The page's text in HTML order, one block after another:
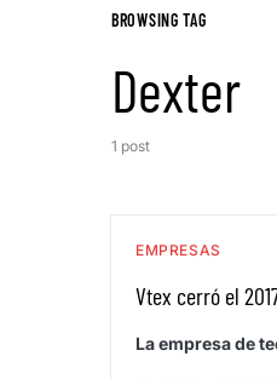
BROWSING TAG
Dexter
1 post
EMPRESAS
Vtex cerró el
La empresa de